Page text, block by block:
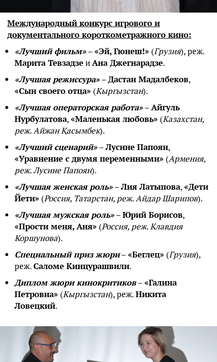
Международный конкурс игрового и
документального короткометражного кино:
«Лучший фильм»–«Эй, Гюнеш!» (Грузия), реж.
Марита ТевзадзеиАна Джегнарадзе.
«Лучшая режиссура»–Дастан Мадалбеков,
«Сын своего отца» (Кыргызстан).
«Лучшая операторская работа»–Айгуль
Нурбулатова,«Маленькая любовь» (Казахстан,
реж. Айжан Қасымбек).
«Лучший сценарий»–Лусине Папоян,
«Уравнение с двумя переменными» (Армения,
реж. Лусине Папоян).
«Лучшая женская роль»–Лия Латыпова,«Дети
Йети» (Россия, Татарстан, реж. Айдар Шарипов).
«Лучшая мужская роль»–Юрий Борисов,
«Прости меня, Аня» (Россия, реж. Клавдия
Коршунова).
Специальный приз жюри–«Беглец» (Грузия),
реж.Саломе Кинцурашвили.
Диплом жюри кинокритиков–«Галина
Петровна» (Кыргызстан), реж.Никита
Ловецкий.